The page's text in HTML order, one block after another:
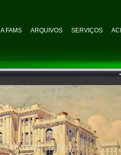
A FAMS ARQUIVOS SERVIÇOS